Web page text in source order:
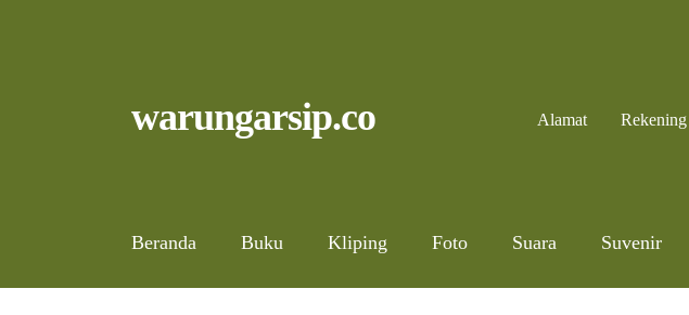
to
to
warungarsip.co Alamat Rekening
Beranda Buku Kliping Foto Suara Suvenir